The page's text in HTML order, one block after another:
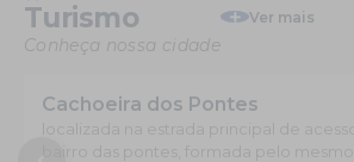
Turismo
Conheça nossa cidade
Ver mais
Cachoeira dos Pontes
bairro das pontes, formada pelo